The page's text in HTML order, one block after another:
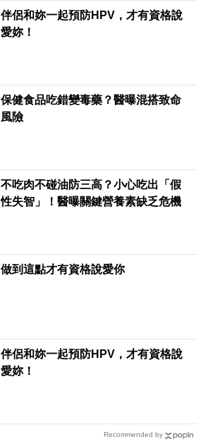
伴侶和妳一起預防HPV，才有資格說
愛妳！
保健食品吃錯變毒藥？醫曝混搭致命
風險
不吃肉不碰油防三高？小心吃出「假
性失智」！醫曝關鍵營養素缺乏危機
做到這點才有資格說愛你
伴侶和妳一起預防HPV，才有資格說
愛妳！
Recommended by